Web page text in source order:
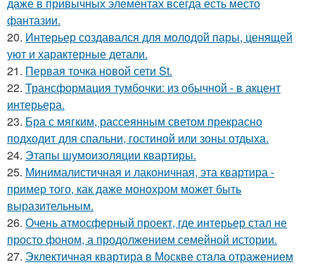
фантазии.
20. Интерьер создавался для молодой пары, ценящей
уют и характерные детали.
21. Первая точка новой сети St.
22. Трансформация тумбочки: из обычной - в акцент
интерьера.
23. Бра с мягким, рассеянным светом прекрасно
подходит для спальни, гостиной или зоны отдыха.
24. Этапы шумоизоляции квартиры.
25. Минималистичная и лаконичная, эта квартира -
пример того, как даже монохром может быть
выразительным.
26. Очень атмосферный проект, где интерьер стал не
просто фоном, а продолжением семейной истории.
27. Эклектичная квартира в Москве стала отражением